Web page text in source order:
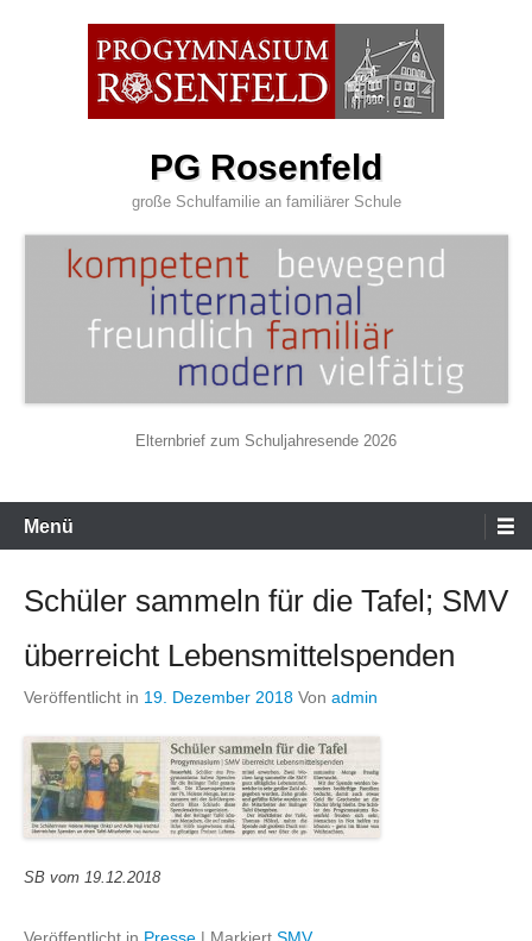
PG Rosenfeld
große Schulfamilie an familiärer Schule
Elternbrief zum Schuljahresende 2026
Primäres
Menü
Menü
Schüler sammeln für die Tafel; SMV
überreicht Lebensmittelspenden
Veröffentlicht in 19. Dezember 2018 Von admin
SB vom 19.12.2018